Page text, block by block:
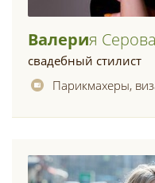
ВалериЯ Серова
свадебный стилист
Парикмахеры,